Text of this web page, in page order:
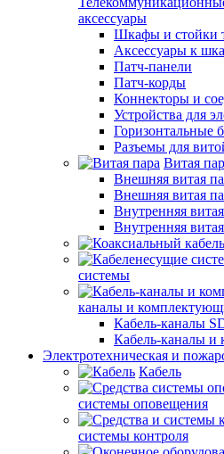
аксессуары
Шкафы и стойки
Аксессуары к
Патч-панели
Патч-корды
Коннекторы и
Устройства для
Горизонтальные
Разъемы для
Витая
Внешняя витая
Внешняя витая
Внутренняя
Внутренняя
системы
каналы и
Кабель-каналы
Кабель-каналы
Электротехническая и
Кабель
системы оповещения
системы контроля